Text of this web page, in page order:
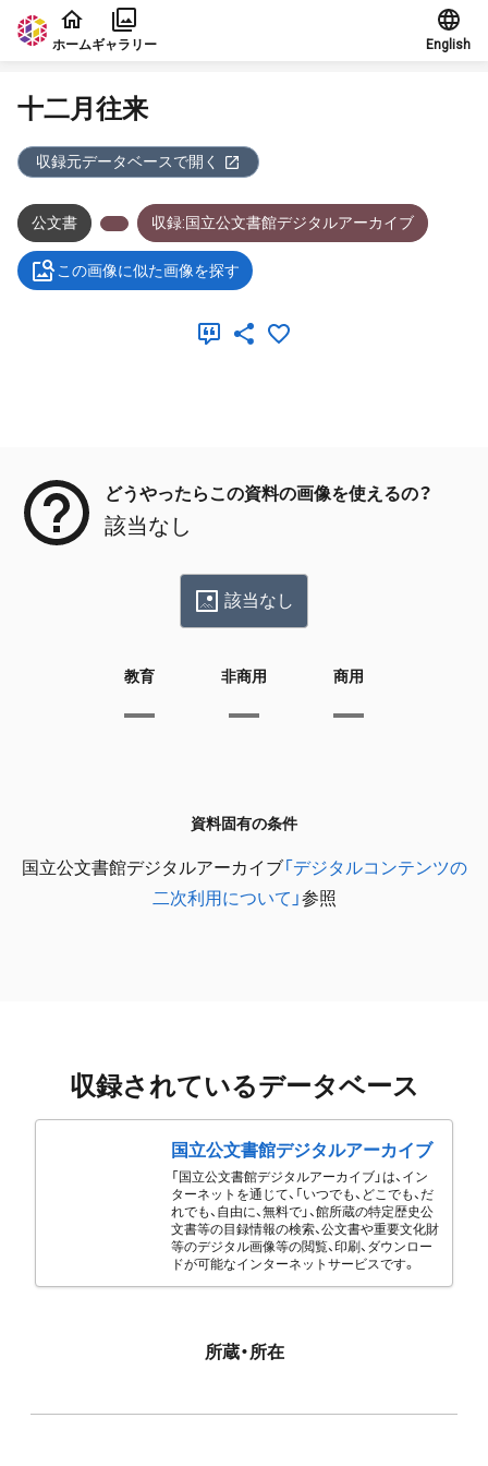
本文に飛ぶ
ホームギャラリー English
十二月往来
収録元データベースで開く
公文書 収録:国立公文書館デジタルアーカイブ
この画像に似た画像を探す
どうやったらこの資料の画像を使えるの？
該当なし
該当なし
教育 非商用 商用
資料固有の条件
国立公文書館デジタルアーカイブ「デジタルコンテンツの
二次利用について」参照
収録されているデータベース
国立公文書館デジタルアーカイブ
「国立公文書館デジタルアーカイブ」は、イン
ターネットを通じて、「いつでも、どこでも、だ
れでも、自由に、無料で」、館所蔵の特定歴史公
文書等の目録情報の検索、公文書や重要文化財
等のデジタル画像等の閲覧、印刷、ダウンロー
ドが可能なインターネットサービスです。
所蔵・所在